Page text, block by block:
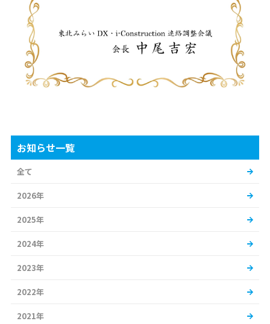
お知らせ一覧
全て
2026年
2025年
2024年
2023年
2022年
2021年